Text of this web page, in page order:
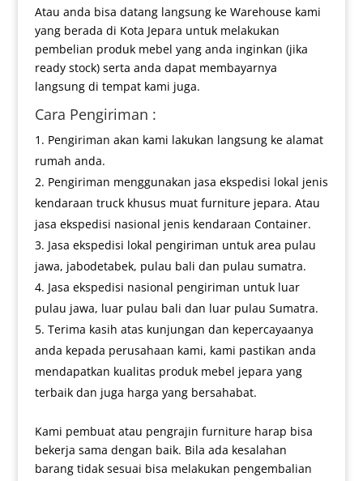
Atau anda bisa datang langsung ke Warehouse kami
yang berada di Kota Jepara untuk melakukan
pembelian produk mebel yang anda inginkan (jika
ready stock) serta anda dapat membayarnya
langsung di tempat kami juga.
Cara Pengiriman :
Pengiriman akan kami lakukan langsung ke alamat
rumah anda.
Pengiriman menggunakan jasa ekspedisi lokal jenis
kendaraan truck khusus muat furniture jepara. Atau
jasa ekspedisi nasional jenis kendaraan Container.
Jasa ekspedisi lokal pengiriman untuk area pulau
jawa, jabodetabek, pulau bali dan pulau sumatra.
Jasa ekspedisi nasional pengiriman untuk luar
pulau jawa, luar pulau bali dan luar pulau Sumatra.
Terima kasih atas kunjungan dan kepercayaanya
anda kepada perusahaan kami, kami pastikan anda
mendapatkan kualitas produk mebel jepara yang
terbaik dan juga harga yang bersahabat.
Kami pembuat atau pengrajin furniture harap bisa
bekerja sama dengan baik. Bila ada kesalahan
barang tidak sesuai bisa melakukan pengembalian